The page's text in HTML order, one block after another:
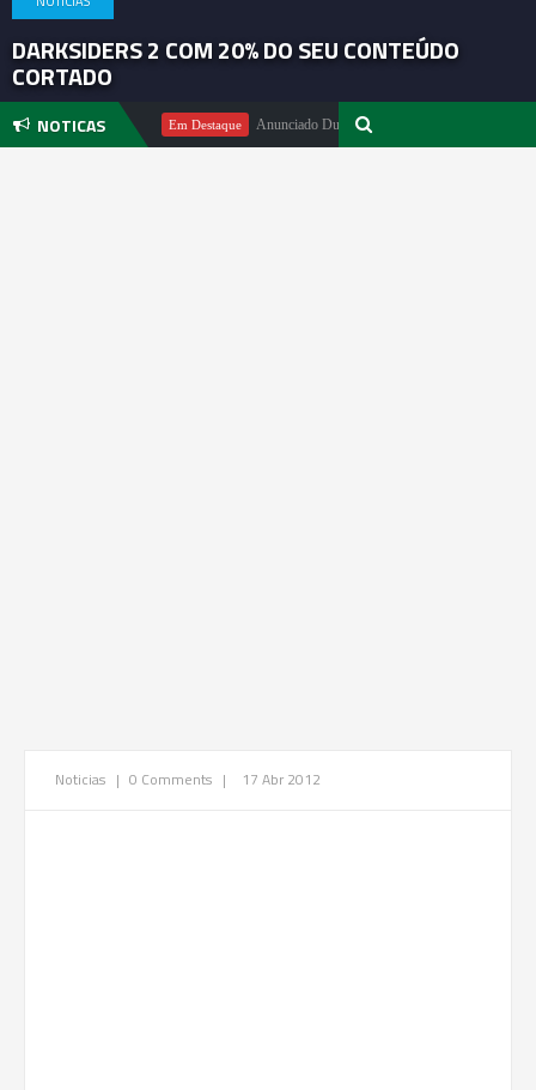
DARKSIDERS 2 COM 20% DO SEU CONTEÚDO
CORTADO
NOTICAS
Pachter Em Destaque Anunciado DualSense The Last of Us Limited Edition
Noticias | 0 Comments | 17 Abr 2012